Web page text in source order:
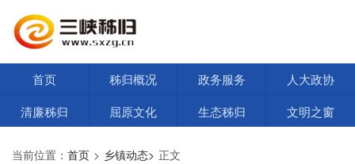
首页 秭归概况 政务服务
人大政协
清廉秭归
屈原文化 生态秭归 文明之窗
当前位置： 首页 > 乡镇动态> 正文